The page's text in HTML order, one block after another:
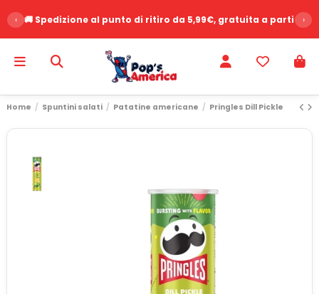
‹ 🚚 Spedizione al punto di ritiro da 5,99€, gratuita a partire›
Home Spuntini salati Patatine americane Pringles Dill Pickle